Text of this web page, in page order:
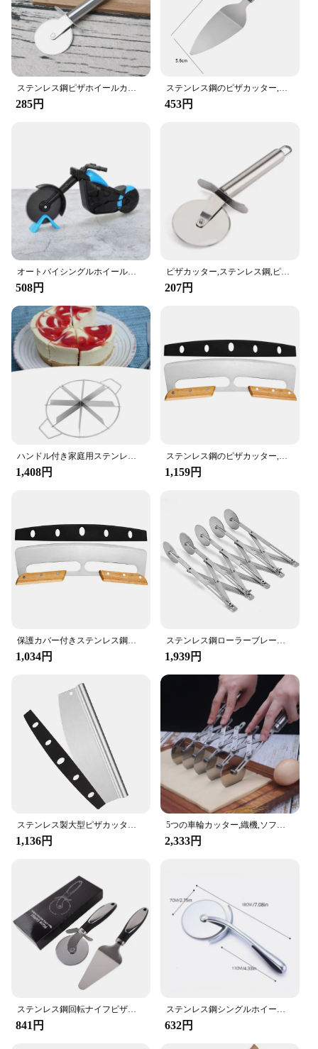
285円 453円
オートバイシングルホイールピザチョッパージューサー、ステンレス鋼カッター、家庭用ケーキナイフ、カットツール、キッチンガジェット
508円
ピザカッター,ステンレス鋼,ピザ,ケーキ,パン,丸いナイフ,パスタ生地,キッチンツール
207円
ハンドル付き家庭用ステンレス鋼ピザカッター、防錆ケーキスライサー、分割装置、耐久性のあるスイカスライサー、生地
1,408円
ステンレス鋼のピザカッター,スライサーホイール,木製ハンドル,ロッカーブレード,保護カバー付きナイフ,キッチンツール
1,159円
保護カバー付きステンレス鋼ピザカッター、ピザスライサー、ロッカーブレード、ナイフカッター、木製ハンドル、キッチンツール、14インチ
1,034円
ステンレス鋼ローラーブレード,1/3/5/7ホイールカッター,キッチンツール
1,939円
ステンレス製大型ピザカッター、鋭いロッカーブレード、カバー付きスライサーナイフ、キッチンツール、アクセサリー、14インチ
1,136円
5つの車輪カッター,織機,ソフトローラーブレード,ピザ,ペストリーツール
2,333円
ステンレス鋼回転ナイフピザカッター、シャリンケーキベーキングツール
841円
ステンレス鋼シングルホイールピザカッター、ラウンドナイフ、亜鉛合金ハンドル、キッチンカッティングツール、ケーキ用スライサー、パンピー
632円